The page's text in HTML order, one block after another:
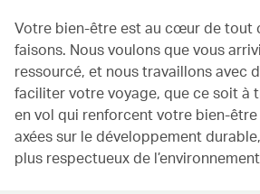
Votre bien-être est au cœur de tout
faisons. Nous voulons que vous
ressourcé, et nous travaillons avec
faciliter votre voyage, que ce soit à
en vol qui renforcent votre bien-
axées sur le développement
plus respectueux de